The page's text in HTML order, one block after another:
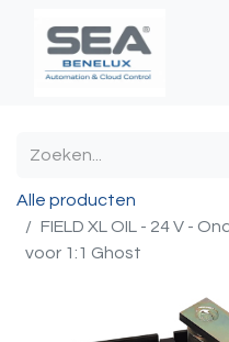
Alle producten
FIELD XL OIL - 24 V -
voor 1:1 Ghost